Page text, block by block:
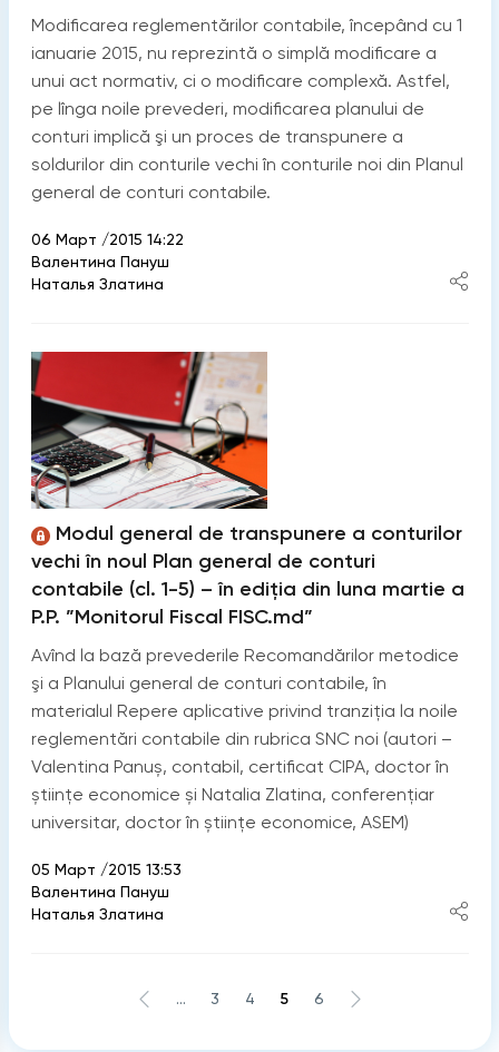
Modificarea reglementărilor contabile, începând cu 1
ianuarie 2015, nu reprezintă o simplă modificare a
unui act normativ, ci o modificare complexă. Astfel,
pe lînga noile prevederi, modificarea planului de
conturi implică şi un proces de transpunere a
soldurilor din conturile vechi în conturile noi din Planul
general de conturi contabile.
06 Март /2015 14:22
Валентина Пануш
Наталья Златина
Modul general de transpunere a conturilor
vechi în noul Plan general de conturi
contabile (cl. 1-5) – în ediția din luna martie a
P.P. ”Monitorul Fiscal FISC.md”
Avînd la bază prevederile Recomandărilor metodice
şi a Planului general de conturi contabile, în
materialul Repere aplicative privind tranziția la noile
reglementări contabile din rubrica SNC noi (autori –
Valentina Panuș, contabil, certificat CIPA, doctor în
științe economice și Natalia Zlatina, conferențiar
universitar, doctor în științe economice, ASEM)
05 Март /2015 13:53
Валентина Пануш
Наталья Златина
... 3 4 5 6